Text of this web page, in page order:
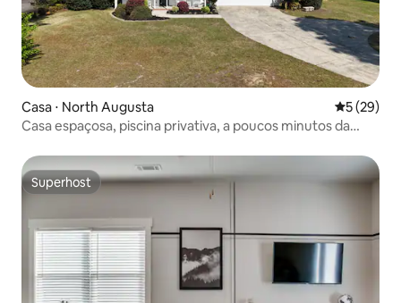
Casa ⋅ North Augusta 5 de uma
5 (29)
Casa espaçosa, piscina privativa, a poucos minutos da
Superhost
Superhost